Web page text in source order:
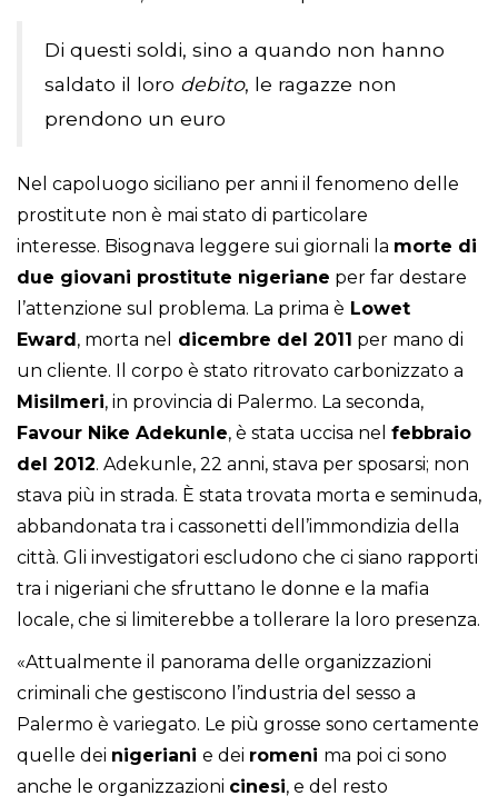
Di questi soldi, sino a quando non hanno
saldato il loro debito, le ragazze non
prendono un euro
Nel capoluogo siciliano per anni il fenomeno delle
prostitute non è mai stato di particolare
interesse. Bisognava leggere sui giornali la morte di
due giovani prostitute nigeriane per far destare
l’attenzione sul problema. La prima è Lowet
Eward, morta nel dicembre del 2011 per mano di
un cliente. Il corpo è stato ritrovato carbonizzato a
Misilmeri, in provincia di Palermo. La seconda,
Favour Nike Adekunle, è stata uccisa nel febbraio
del 2012. Adekunle, 22 anni, stava per sposarsi; non
stava più in strada. È stata trovata morta e seminuda,
abbandonata tra i cassonetti dell’immondizia della
città. Gli investigatori escludono che ci siano rapporti
tra i nigeriani che sfruttano le donne e la mafia
locale, che si limiterebbe a tollerare la loro presenza.
«Attualmente il panorama delle organizzazioni
criminali che gestiscono l’industria del sesso a
Palermo è variegato. Le più grosse sono certamente
quelle dei nigeriani e dei romeni ma poi ci sono
anche le organizzazioni cinesi, e del resto